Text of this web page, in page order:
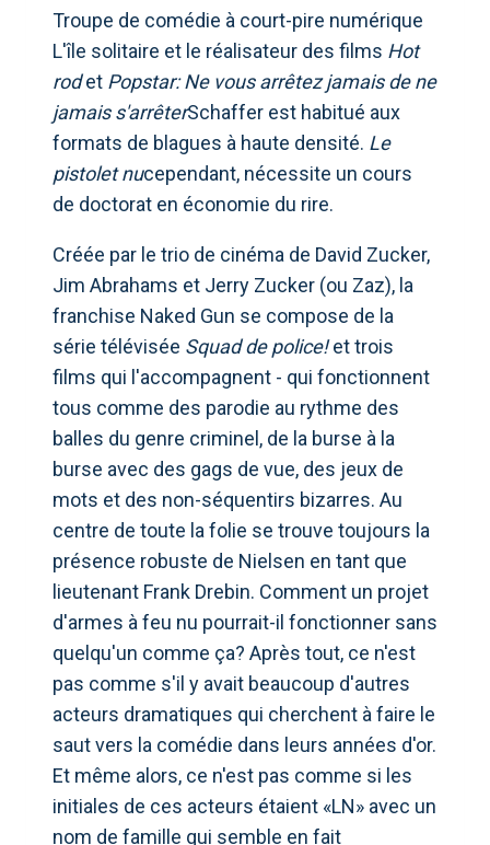
Troupe de comédie à court-pire numérique
L'île solitaire et le réalisateur des films Hot
rodet Popstar: Ne vous arrêtez jamais de ne
jamais s'arrêterSchaffer est habitué aux
formats de blagues à haute densité. Le
pistolet nucependant, nécessite un cours
de doctorat en économie du rire.
Créée par le trio de cinéma de David Zucker,
Jim Abrahams et Jerry Zucker (ou Zaz), la
franchise Naked Gun se compose de la
série télévisée Squad de police!et trois
films qui l'accompagnent - qui fonctionnent
tous comme des parodie au rythme des
balles du genre criminel, de la burse à la
burse avec des gags de vue, des jeux de
mots et des non-séquentirs bizarres. Au
centre de toute la folie se trouve toujours la
présence robuste de Nielsen en tant que
lieutenant Frank Drebin. Comment un projet
d'armes à feu nu pourrait-il fonctionner sans
quelqu'un comme ça? Après tout, ce n'est
pas comme s'il y avait beaucoup d'autres
acteurs dramatiques qui cherchent à faire le
saut vers la comédie dans leurs années d'or.
Et même alors, ce n'est pas comme si les
initiales de ces acteurs étaient «LN» avec un
nom de famille qui semble en fait